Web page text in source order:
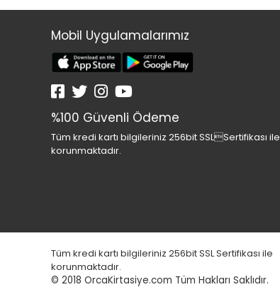
Mobil Uygulamalarımız
%100 Güvenli Ödeme
Tüm kredi kartı bilgileriniz 256bit SSLSertifikası ile
korunmaktadır.
Tüm kredi kartı bilgileriniz 256bit SSL Sertifikası ile
korunmaktadır.
© 2018 OrcaKirtasiye.com Tüm Hakları Saklıdır.